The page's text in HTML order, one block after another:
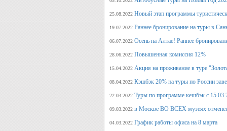
25.08.2022 Новый этап программы
19.07.2022 Раннее бронирование на туры в
06.07.2022 Осень на Алтае! Раннее
28.06.2022 Повышенная комиссия 12%
15.04.2022 Акция на проживание в туре
08.04.2022 Кэшбэк 20% на туры по России
22.03.2022 Туры по программе кешбэк с
09.03.2022 в Москве ВО ВСЕХ музеях
04.03.2022 График работы офиса на 8 марта